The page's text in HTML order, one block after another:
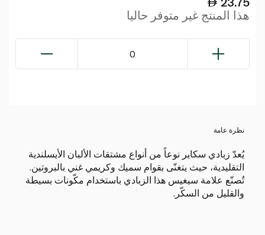
هذا المنتج غير متوفر حاليا
0
نظرة عامة
يُعدّ زبادي سكاير نوعاً من أنواع مشتقات الألبان الأيسلندية
التقليدية، حيث يتغنّى بقوام سميك وكريمي غني بالبروتين.
تُصنّع علامة سيغيس هذا الزبادي باستخدام مكّونات بسيطة
والقليل من السكّر.